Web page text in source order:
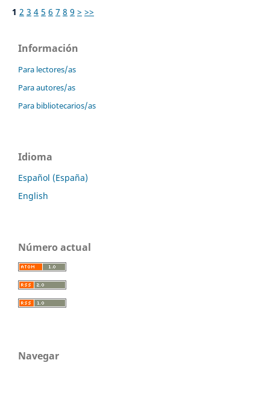
1 2 3 4 5 6 7 8 9 > >>
Información
Para lectores/as
Para autores/as
Para bibliotecarios/as
Idioma
Español (España)
English
Número actual
Navegar